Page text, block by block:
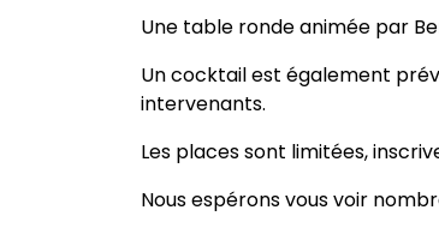
Une table ronde animée par
Un cocktail est également
intervenants.
Les places sont limitées,
Nous espérons vous voir